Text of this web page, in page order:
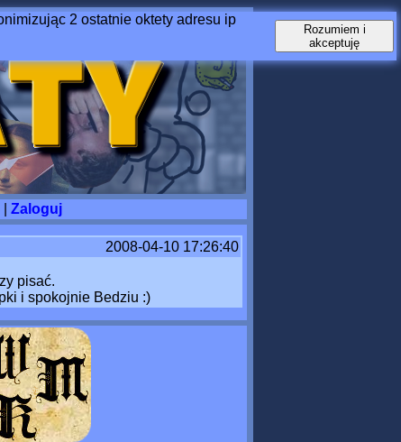
2 ostatnie oktety adresu ip
Rozumiem i
akceptuję
Zaloguj
2008-04-10 17:26:40
pisać.
i spokojnie Bedziu :)